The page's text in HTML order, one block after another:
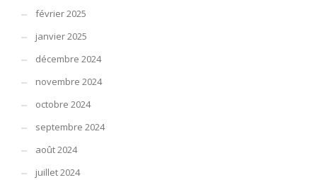
février 2025
janvier 2025
décembre 2024
novembre 2024
octobre 2024
septembre 2024
août 2024
juillet 2024